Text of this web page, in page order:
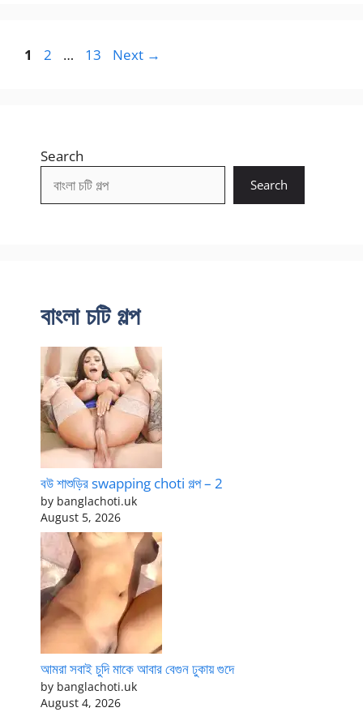
Page
1 Page
2 … Page
13 Next →
Search
Search
বাংলা চটি গল্প
বউ শাশুড়ির swapping choti গল্প – 2
by banglachoti.uk
August 5, 2026
আমরা সবাই চুদি মাকে আবার বেগুন ঢুকায় গুদে
by banglachoti.uk
August 4, 2026